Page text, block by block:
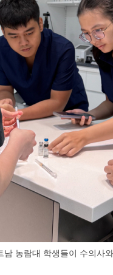
남 농람대 학생들이 수의사